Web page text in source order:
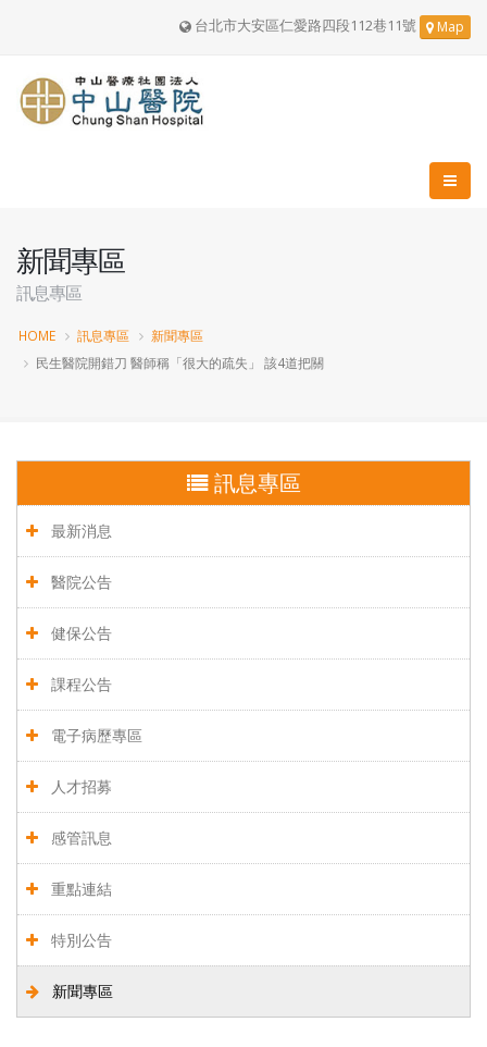
台北市大安區仁愛路四段112巷11號 Map
新聞專區
訊息專區
HOME 訊息專區
新聞專區
民生醫院開錯刀 醫師稱「很大的疏失」 該4道把關
訊息專區
最新消息
醫院公告
健保公告
課程公告
電子病歷專區
人才招募
感管訊息
重點連結
特別公告
新聞專區